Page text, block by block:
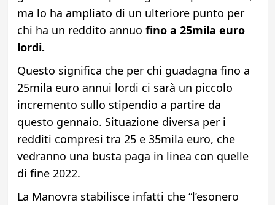
ma lo ha ampliato di un ulteriore punto per
chi ha un reddito annuo fino a 25mila euro
lordi.
Questo significa che per chi guadagna fino a
25mila euro annui lordi ci sarà un piccolo
incremento sullo stipendio a partire da
questo gennaio. Situazione diversa per i
redditi compresi tra 25 e 35mila euro, che
vedranno una busta paga in linea con quelle
di fine 2022.
La Manovra stabilisce infatti che “l’esonero